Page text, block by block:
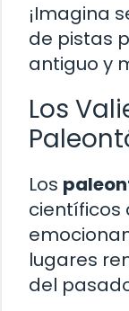
¡Imagina
de pistas
antiguo y
Los
Los
científicos
lugares
del